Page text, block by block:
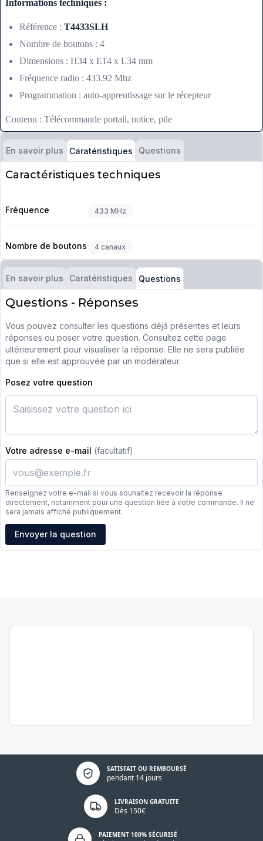
Informations techniques :
Référence : T4433SLH
Nombre de boutons : 4
Dimensions : H34 x E14 x L34 mm
Fréquence radio : 433.92 Mhz
Programmation : auto-apprentissage sur le récepteur
Contenu : Télécommande portail, notice, pile
En savoir plus Caratéristiques Questions
Caractéristiques techniques
Fréquence 433 MHz
Nombre de boutons 4 canaux
En savoir plus Caratéristiques Questions
Questions - Réponses
Vous pouvez consulter les questions déjà présentes et leurs
réponses ou poser votre question. Consultez cette page
ultérieurement pour visualiser la réponse. Elle ne sera publiée
que si elle est approuvée par un modérateur.
Posez votre question
Votre adresse e-mail (facultatif)
Renseignez votre e-mail si vous souhaitez recevoir la réponse
directement, notamment pour une question liée à votre commande. Il ne
sera jamais affiché publiquement.
Adresse e-mail
Envoyer la question
SATISFAIT OU REMBOURSÉ
pendant 14 jours
Politique de confidentialité
LIVRAISON GRATUITE
Dès 150€
PAIEMENT 100% SÉCURISÉ